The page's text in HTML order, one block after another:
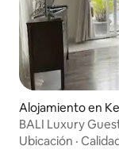
Alojamiento en
BALI Luxury
Ubicación ·